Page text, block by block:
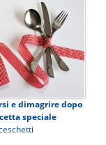
e dimagrire dopo
speciale